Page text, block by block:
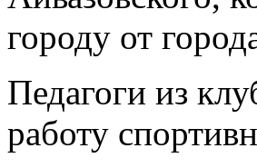
городу от
Педагоги из
работу